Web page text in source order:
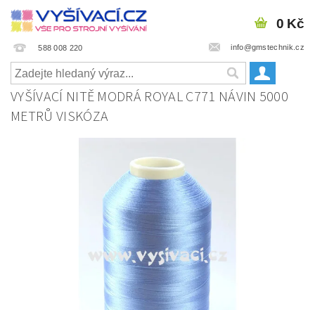
588 008 220 info@gmstechnik.cz
0 Kč
VYŠÍVACÍ NITĚ MODRÁ ROYAL C771 NÁVIN 5000
METRŮ VISKÓZA